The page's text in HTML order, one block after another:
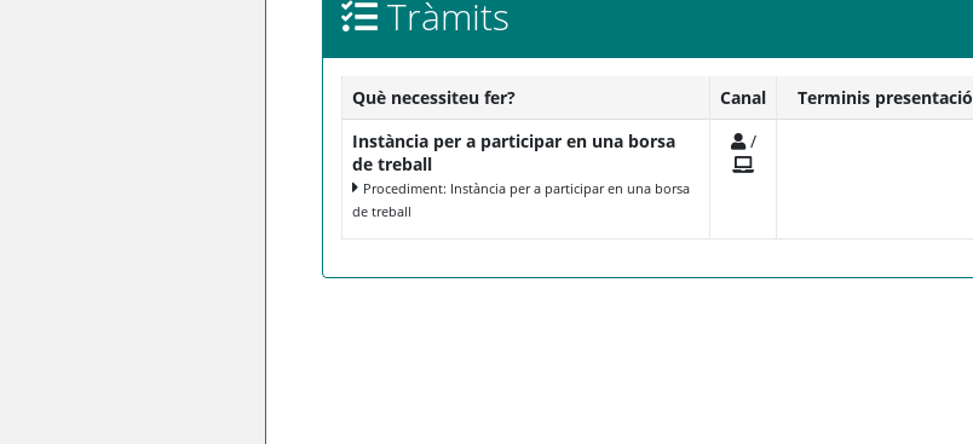
Tràmits
Què necessiteu fer? Canal Terminis presentació
Instància per a participar en una borsa
de treball
Procediment: Instància per a participar en una borsa
de treball
/